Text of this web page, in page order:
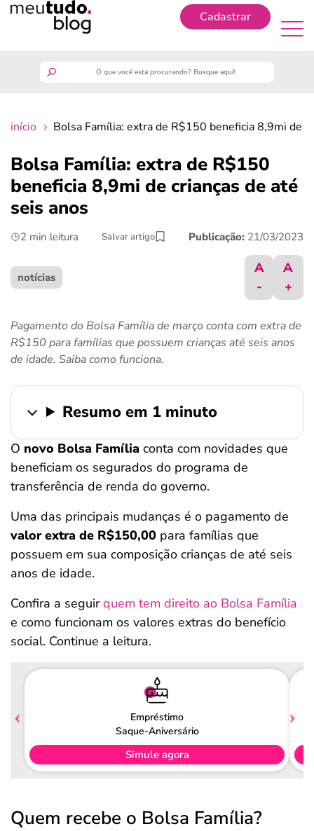
Cadastrar
finanças
benefícios
últimas notícias
ferramentas
início Bolsa Família: extra de R$150 beneficia 8,9mi de
Bolsa Família: extra de R$150
beneficia 8,9mi de crianças de até
seis anos
2 min leitura Salvar artigo Publicação: 21/03/2023
notícias
A
-
A
+
Pagamento do Bolsa Família de março conta com extra de
R$150 para famílias que possuem crianças até seis anos
de idade. Saiba como funciona.
Resumo em 1 minuto
O novo Bolsa Família conta com novidades que
beneficiam os segurados do programa de
transferência de renda do governo.
Uma das principais mudanças é o pagamento de
valor extra de R$150,00 para famílias que
possuem em sua composição crianças de até seis
anos de idade.
Confira a seguirquem tem direito ao Bolsa Família
e como funcionam os valores extras do benefício
social. Continue a leitura.
Empréstimo
Saque-Aniversário
Simule agora
Quem recebe o Bolsa Família?